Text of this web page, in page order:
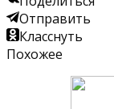
Отправить
Класснуть
Похожее